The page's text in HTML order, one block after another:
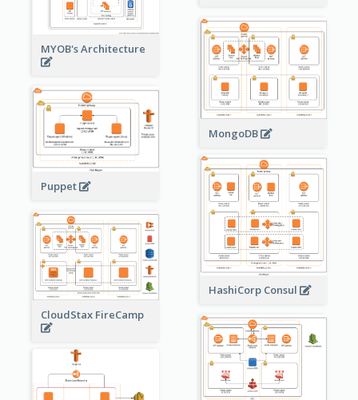
MYOB's Architecture
MongoDB
Puppet
HashiCorp Consul
CloudStax FireCamp